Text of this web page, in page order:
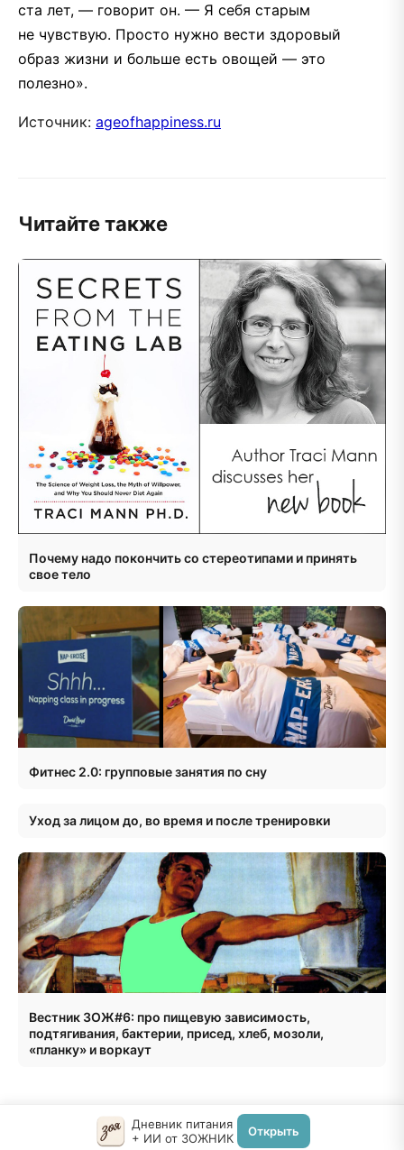
ста лет, — говорит он. — Я себя старым
не чувствую. Просто нужно вести здоровый
образ жизни и больше есть овощей — это
полезно».
Источник: ageofhappiness.ru
Читайте также
Почему надо покончить со стереотипами и принять
свое тело
Фитнес 2.0: групповые занятия по сну
Уход за лицом до, во время и после тренировки
Вестник ЗОЖ#6: про пищевую зависимость,
подтягивания, бактерии, присед, хлеб, мозоли,
«планку» и воркаут
Дневник питания
+ ИИ от ЗОЖНИК
Открыть